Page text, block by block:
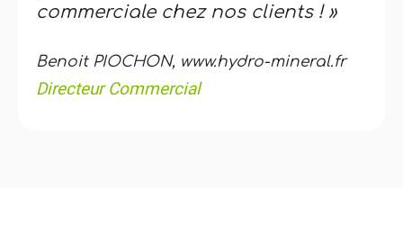
commerciale chez nos clients ! »
Benoit PIOCHON, www.hydro-mineral.fr
Directeur Commercial